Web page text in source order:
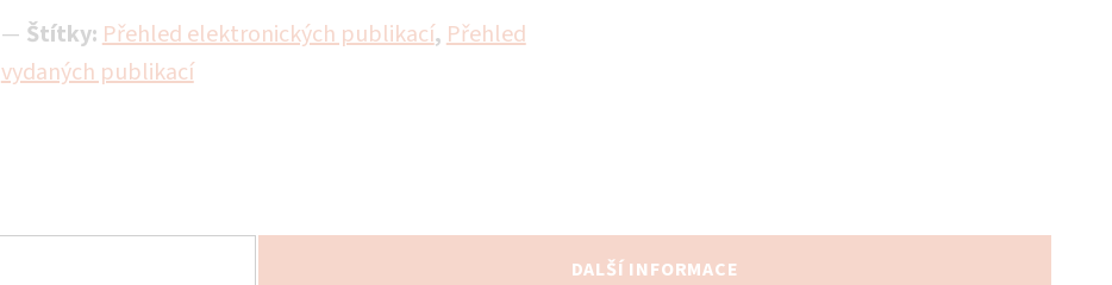
Štítky:Přehled elektronických publikací,Přehled
vydaných publikací
DALŠÍ INFORMACE